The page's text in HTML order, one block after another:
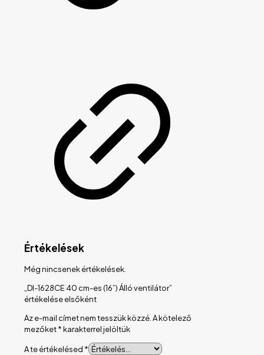
Értékelések
Még nincsenek értékelések.
„DI-1628CE 40 cm-es (16”) Álló ventilátor”
értékelése elsőként
Az e-mail címet nem tesszük közzé.A kötelező
mezőket*karakterrel jelöltük
A te értékelésed *